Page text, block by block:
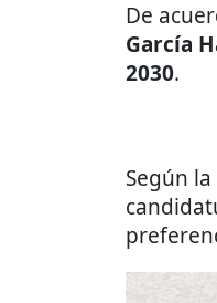
De
García
2030.
Según